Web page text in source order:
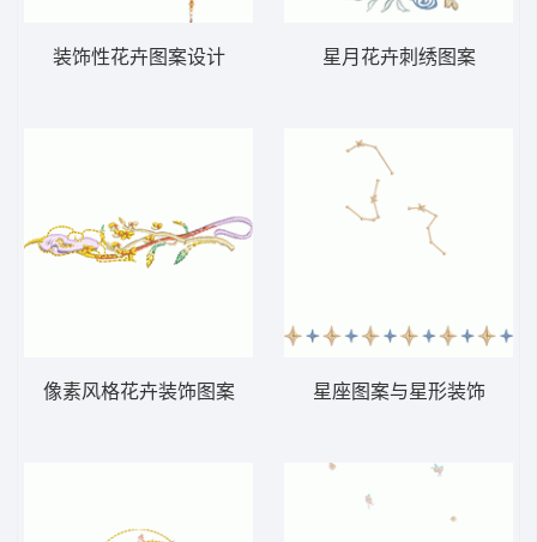
装饰性花卉图案设计
像素风格花卉装饰图案
星月花卉刺绣图案
星座图案与星形装饰